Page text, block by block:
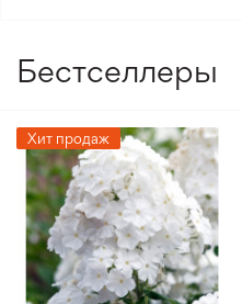
Бестселлеры
Хит продаж